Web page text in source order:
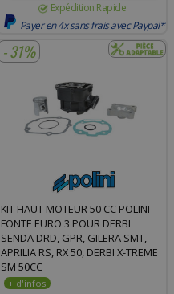
Expédition Rapide
Payer en 4x sans frais avec Paypal*
- 31%
KIT HAUT MOTEUR 50 CC POLINI
FONTE EURO 3 POUR DERBI
SENDA DRD, GPR, GILERA SMT,
APRILIA RS, RX 50, DERBI X-TREME
SM 50CC